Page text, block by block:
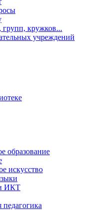
групп, кружков...
учреждений
образование
искусство
ИКТ